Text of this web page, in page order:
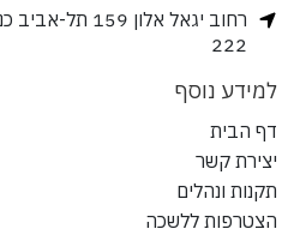
222
למידע נוסף
דף הבית
יצירת קשר
תקנות ונהלים
הצטרפות ללשכה